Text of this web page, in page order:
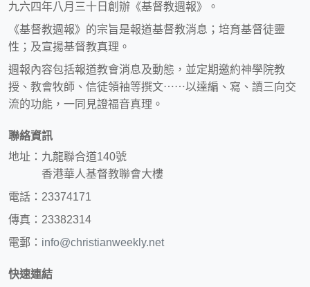
九六四年八月三十日創辦《基督教週報》。
《基督教週報》的宗旨是報道基督教消息；培育基督徒靈
性；及宣揚基督教真理。
週報內容包括報道教會消息及動態，並定期邀約神學院教
授、教會牧師、信徒領袖等撰文⋯⋯以達編、寫、讀三向交
流的功能，一同見證福音真理。
聯絡資訊
地址：九龍聯合道140號
香港華人基督教聯會大樓
電話：23374171
傳真：23382314
電郵： info@christianweekly.net
快速連結